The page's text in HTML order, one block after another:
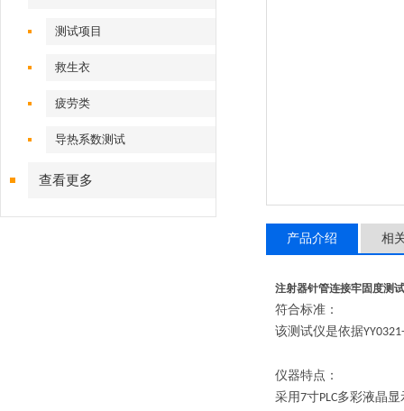
测试项目
救生衣
疲劳类
导热系数测试
查看更多
产品介绍 相
注射器针管连接牢固度测
符合标准 ：
该测试仪是依据
仪器特点 ：
采用7寸PLC多彩液晶显